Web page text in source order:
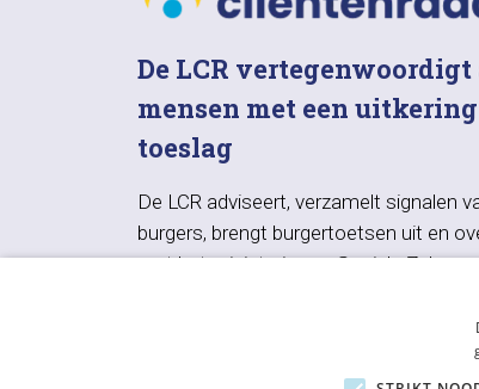
De LCR
mensen met een
toeslag
De LCR adviseert, verzamelt signalen
burgers, brengt burgertoetsen uit en
met het ministerie van Sociale Zaken